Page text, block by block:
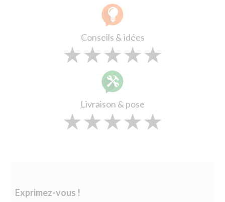
Conseils & idées
★
★★
★★★
★★★★
★★★★★
Livraison & pose
★
★★
★★★
★★★★
★★★★★
Exprimez-vous !